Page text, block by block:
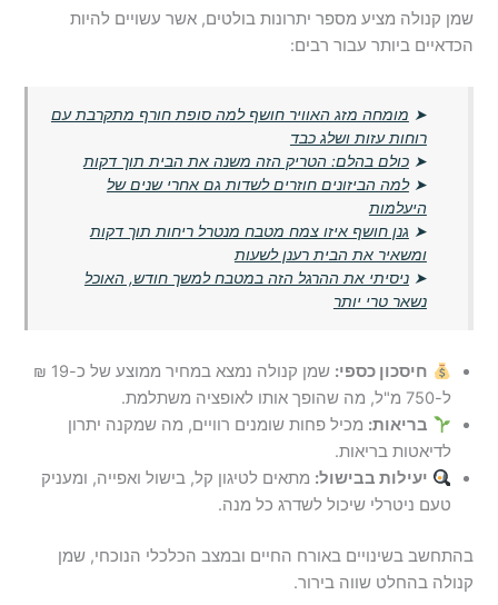
שמן קנולה מציע מספר יתרונות בולטים, אשר עשויים להיות
הכדאיים ביותר עבור רבים:
➤ מומחה מזג האוויר חושף למה סופת חורף מתקרבת עם
רוחות עזות ושלג כבד
➤כולם בהלם: הטריק הזה משנה את הבית תוך דקות
➤למה הביזונים חוזרים לשדות גם אחרי שנים של
היעלמות
➤ גנן חושף איזו צמח מטבח מנטרל ריחות תוך דקות
ומשאיר את הבית רענן לשעות
➤ניסיתי את ההרגל הזה במטבח למשך חודש, האוכל
נשאר טרי יותר
חיסכון כספי:
שמן קנולה נמצא במחיר ממוצע של כ-19 ₪
ל-750 מ"ל, מה שהופך אותו לאופציה משתלמת.
בריאות: מכיל פחות שומנים רוויים, מה שמקנה יתרון
לדיאטות בריאות.
יעילות בבישול: מתאים לטיגון קל, בישול ואפייה, ומעניק
טעם ניטרלי שיכול לשדרג כל מנה.
בהתחשב בשינויים באורח החיים ובמצב הכלכלי הנוכחי, שמן
קנולה בהחלט שווה בירור.